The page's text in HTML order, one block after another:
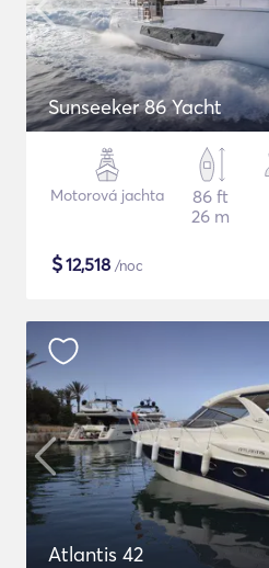
Sunseeker 86 Yacht
Motorová jachta
86 ft
26 m
$12,518 /noc
Atlantis 42